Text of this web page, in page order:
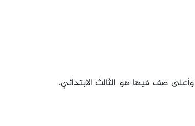
صف فيها هو الثّالث الابتدائي،